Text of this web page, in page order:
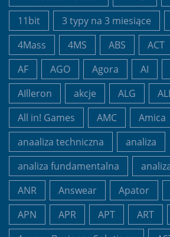
11bit
3 typy na 3 miesiące
4Mass
4MS ABS ACT
AF
AGO Agora AI
AIlleron
akcje ALG
All in! Games
AMC
Amica
anaaliza techniczna
analiza
analiza fundamentalna
ANR
Answear Apator
APN
APR APT ART